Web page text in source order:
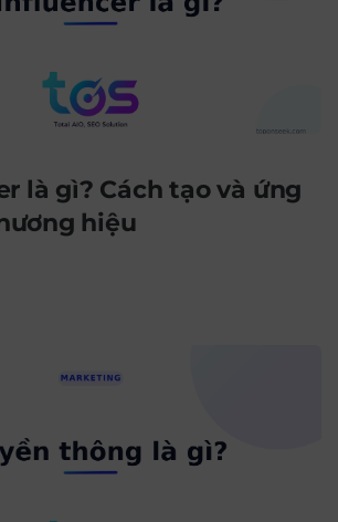
là gì? Cách tạo và ứng
hiệu